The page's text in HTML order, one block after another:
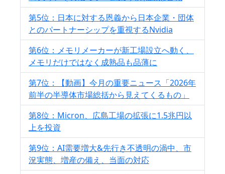
第5位：日本に対する恩義から日本企業・団体
とのパートナーシップを重視するNvidia
第6位：メモリメーカーが新工場設立へ動く、
メモリだけではなく成熟品も品薄に
第7位：【動画】今月の重要ニュース「2026年
前半の半導体市場総括から見えてくるもの」
第8位：Micron、広島工場の拡張に1.5兆円以
上を投資
第9位：AI需要増大&先行き不透明の渦中、市
況実態、増産の備え、当面の対応